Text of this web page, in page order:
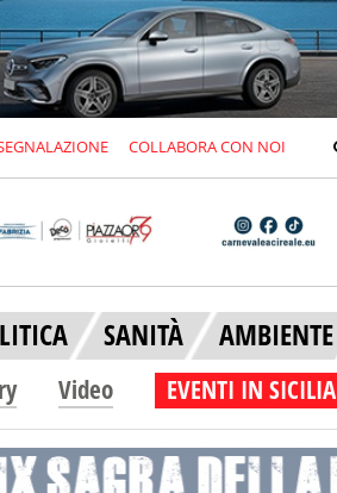
COLLABORA CON NOI
SANITÀ AMBIENTE
Video EVENTI IN SICILIA